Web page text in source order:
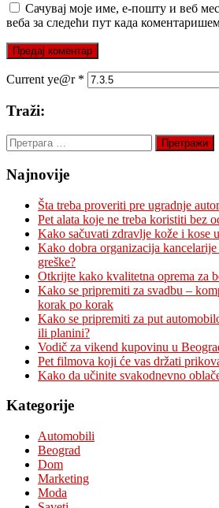
Сачувај моје име, е-пошту и веб
веба за следећи пут када
Current ye@r *
Traži:
Претрага
за:
Najnovije
Šta treba proveriti pre ugradnje
Pet alata koje ne treba koristiti bez
Kako sačuvati zdravlje kože i kose
Kako dobra organizacija
greške?
Otkrijte kako kvalitetna oprema za
Kako se pripremiti za svadbu –
korak po korak
Kako se pripremiti za put
ili planini?
Vodič za vikend kupovinu u
Pet filmova koji će vas držati
Kako da učinite svakodnevno
Kategorije
Automobili
Beograd
Dom
Marketing
Moda